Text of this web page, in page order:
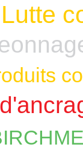
Lutte